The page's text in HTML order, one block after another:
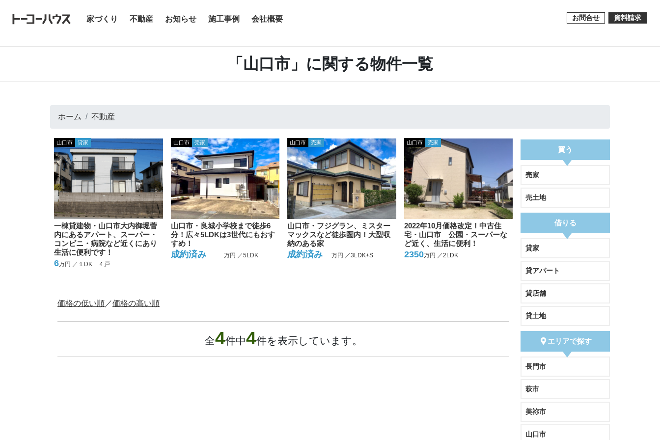
家づくり (current)
不動産 お知らせ 施工事例 会社概要 お問合せ 資料請求
「山口市」に関する物件一覧
ホーム 不動産
一棟貸建物・山口市大内御堀菅
内にあるアパート、スーパー・
コンビニ・病院など近くにあり
生活に便利です！
山口市 貸家
6万円 ／１DK ４戸
山口市・良城小学校まで徒歩6
分！広々5LDKは3世代にもおす
すめ！
山口市 売家
成約済み 万円 ／5LDK
山口市・フジグラン、ミスター
マックスなど徒歩圏内！大型収
納のある家
山口市 売家
成約済み 万円 ／3LDK+S
2022年10月価格改定！中古住
宅・山口市 公園・スーパーな
ど近く、生活に便利！
山口市 売家
2350万円 ／2LDK
価格の低い順／価格の高い順
全4件中4件を表示しています。
買う
売家
売土地
借りる
貸家
貸アパート
貸店舗
貸土地
エリアで探す
長門市
萩市
美祢市
山口市